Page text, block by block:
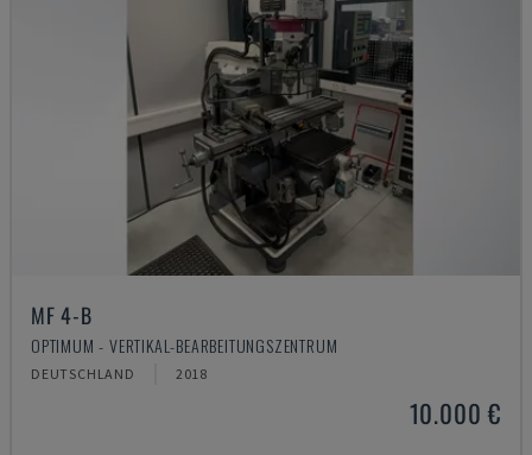
MF 4-B
OPTIMUM - VERTIKAL-BEARBEITUNGSZENTRUM
DEUTSCHLAND 2018
10.000 €